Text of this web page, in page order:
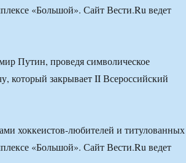
«Большой». Сайт Вести.Ru ведет
Путин, проведя символическое
который закрывает II Всероссийский
хоккеистов-любителей и титулованных
«Большой». Сайт Вести.Ru ведет